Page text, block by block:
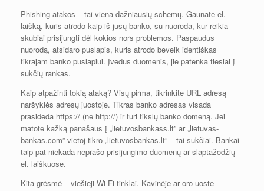
Phishing atakos – tai viena dažniausių schemų. Gaunate el.
laišką, kuris atrodo kaip iš jūsų banko, su nuoroda, kur reikia
skubiai prisijungti dėl kokios nors problemos. Paspaudus
nuorodą, atsidaro puslapis, kuris atrodo beveik identiškas
tikrajam banko puslapiui. Įvedus duomenis, jie patenka tiesiai į
sukčių rankas.
Kaip atpažinti tokią ataką? Visų pirma, tikrinkite URL adresą
naršyklės adresų juostoje. Tikras banko adresas visada
prasideda https:// (ne http://) ir turi tikslų banko domeną. Jei
matote kažką panašaus į „lietuvosbankass.lt” ar „lietuvas-
bankas.com” vietoj tikro „lietuvosbankas.lt” – tai sukčiai. Bankai
taip pat niekada neprašo prisijungimo duomenų ar slaptažodžių
el. laiškuose.
Kita grėsmė – viešieji Wi-Fi tinklai. Kavinėje ar oro uoste